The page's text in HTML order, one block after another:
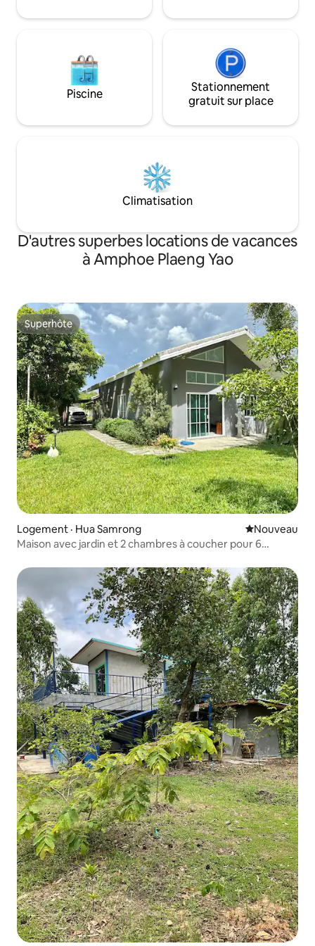
Piscine
Stationnement
gratuit sur place
Climatisation
D'autres superbes locations de vacances
à Amphoe Plaeng Yao
Superhôte
Superhôte
Logement · Hua Samrong Nouvel
Nouveau
Maison avec jardin et 2 chambres à coucher pour 6